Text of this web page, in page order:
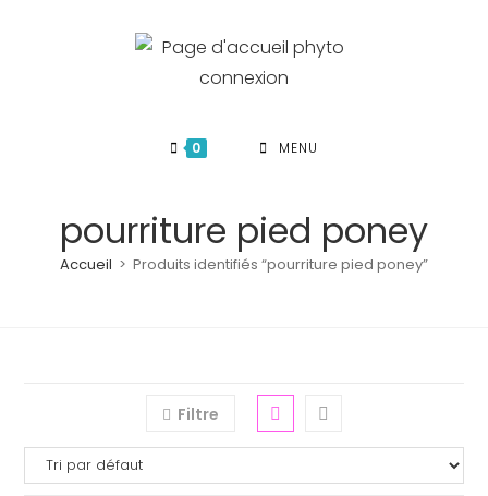
0 MENU
pourriture pied poney
Accueil > Produits identifiés “pourriture pied poney”
Filtre